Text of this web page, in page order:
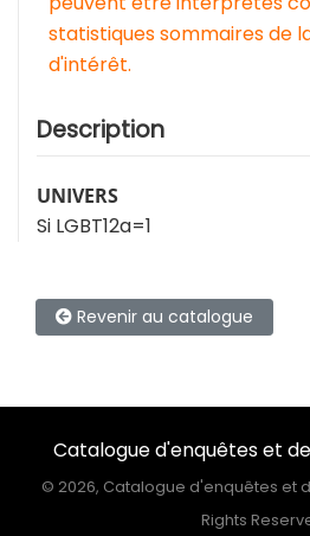
statistiques sommaires de
d'intérêt.
Description
UNIVERS
Si LGBT12a=1
Revenir au catalogue
Catalogue d'enquêtes et
© 2026, Catalogue d'enquêtes et
Rights